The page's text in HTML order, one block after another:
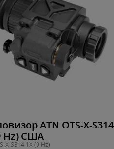
ATN OTS-X-S314
Hz) США
X-S314 1X (9 Hz)